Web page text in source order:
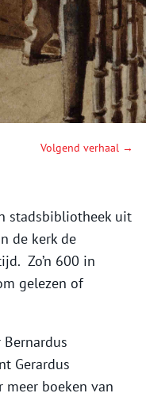
Volgend verhaal →
stadsbibliotheek uit
de kerk de
Zo’n 600 in
gelezen of
Gerardus
meer boeken van